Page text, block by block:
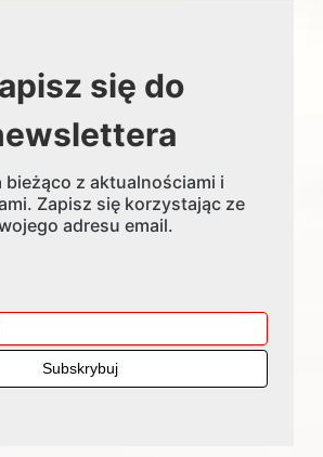
się do
bieżąco z aktualnościami i
Zapisz się korzystając ze
adresu email.